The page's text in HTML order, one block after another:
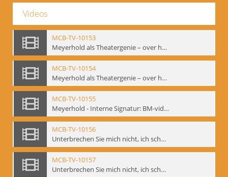
Videos
MCB-TV-10153
Meyerhold als Theatergenie – over het mechanik van de acteursexpressie, Ausschnitt 4 - Interne Signatur: BM-vid-108_A4
MCB-TV-10154
Meyerhold als Theatergenie – over het mechanik van de acteursexpressie, Ausschnitt 5 - Interne Signatur: BM-vid-108_A5
MCB-TV-10155
Meyerhold - Interne Signatur: BM-vid-116
MCB-TV-10156
Unterbrechen Sie mich nicht, ich schweige!, Berlin 2006 - Interne Signatur: BM-vid-126
MCB-TV-10157
Unterbrechen Sie mich nicht, ich schweige!, Berlin 2006 - Interne Signatur: BM-vid-127